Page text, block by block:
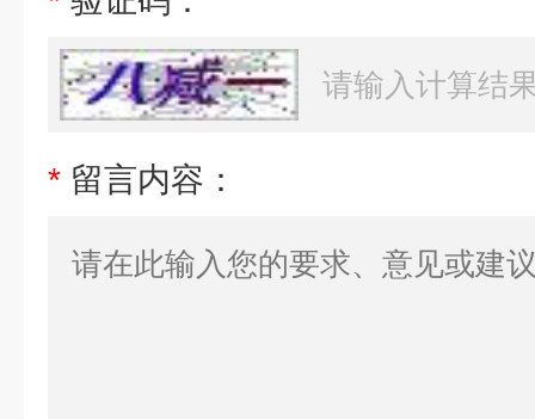
* 留言内容：